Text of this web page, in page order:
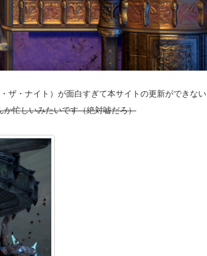
ザ・ナイト）が面白すぎて本サイトの更新ができない
か忙しいみたいです（絶対嘘だろ）